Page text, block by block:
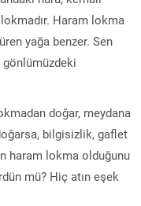
Haram lokma
yağa benzer. Sen
gönlümüzdeki
doğar, meydana
bilgisizlik, gaflet
haram lokma olduğunu
mü? Hiç atın eşek